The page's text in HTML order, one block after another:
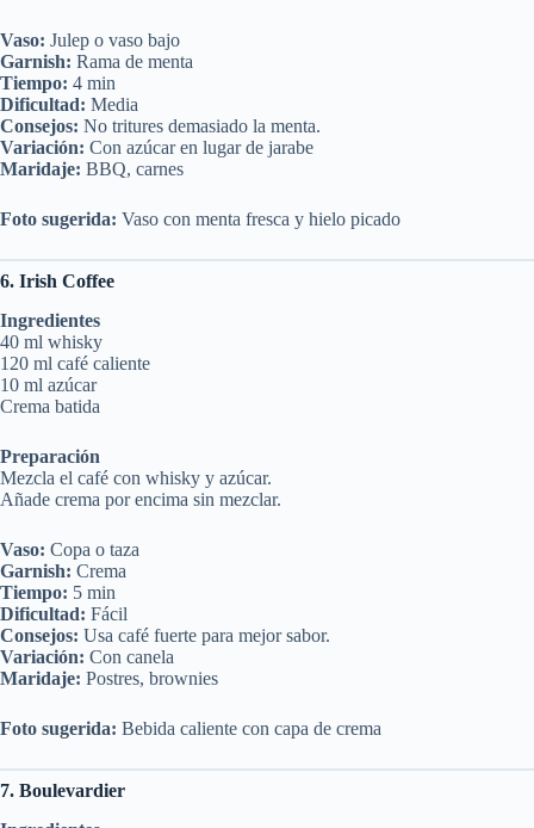
Vaso: Julep o vaso bajo
Garnish: Rama de menta
Tiempo: 4 min
Dificultad: Media
Consejos: No tritures demasiado la menta.
Variación: Con azúcar en lugar de jarabe
Maridaje: BBQ, carnes
Foto sugerida: Vaso con menta fresca y hielo picado
6. Irish Coffee
Ingredientes
40 ml whisky
120 ml café caliente
10 ml azúcar
Crema batida
Preparación
Mezcla el café con whisky y azúcar.
Añade crema por encima sin mezclar.
Vaso: Copa o taza
Garnish: Crema
Tiempo: 5 min
Dificultad: Fácil
Consejos: Usa café fuerte para mejor sabor.
Variación: Con canela
Maridaje: Postres, brownies
Foto sugerida: Bebida caliente con capa de crema
7. Boulevardier